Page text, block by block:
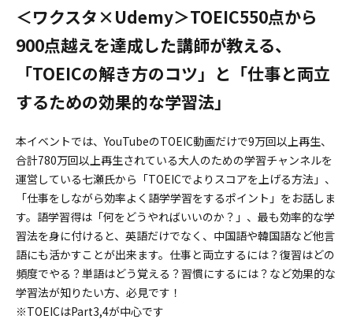
＜ワクスタ×Udemy＞TOEIC550点から
900点越えを達成した講師が教える、
「TOEICの解き方のコツ」と「仕事と両立
するための効果的な学習法」
本イベントでは、YouTubeのTOEIC動画だけで9万回以上再生、
合計780万回以上再生されている大人のための学習チャンネルを
運営している七瀬氏から「TOEICでよりスコアを上げる方法」、
「仕事をしながら効率よく語学学習をするポイント」をお話しま
す。語学習得は「何をどうやればいいのか？」、最も効率的な学
習法を身に付けると、英語だけでなく、中国語や韓国語など他言
語にも活かすことが出来ます。仕事と両立するには？復習はどの
頻度でやる？単語はどう覚える？習慣にするには？など効果的な
学習法が知りたい方、必見です！
※TOEICはPart3,4が中心です